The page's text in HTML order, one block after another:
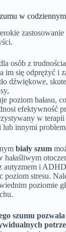
w
osób z
im się odprężyć i
dźwiękowe,
poziom hałasu,
efektywność
w
lub innymi
biały szum
hałaśliwym
autyzmem i
poziom stresu.
poziomie
szumu